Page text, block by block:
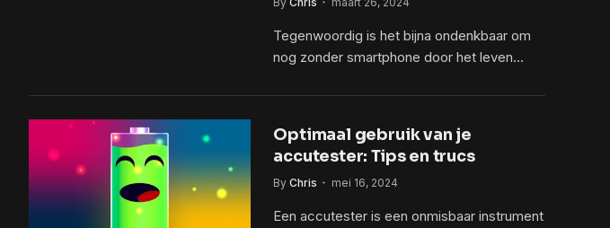
Tegenwoordig is het bijna ondenkbaar om
nog zonder smartphone door het leven…
Optimaal gebruik van je
accutester: Tips en trucs
By Chris mei 16, 2024
Een accutester is een onmisbaar instrument